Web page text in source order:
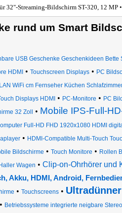
32"-Streaming-Bildschirm ST-320, 12 MP •
rund um Smart
USB Geschenke Geschenkideen Bette
HDMI • Touchscreen Displays • PC
WiFi cm Fernseher Küchen
Displays HDMI • PC-Monitore • PC
32 Zoll • Mobile IPS-Full-
Full-HD FHD 1920x1080 HDMI
• HDMI-Compatible Multi-Touch
Bildschirme • Touch Monitore • Rollen
Wagen • Clip-on-Ohrhörer und
Akku, HDMI, Android,
• Touchscreens•
• Betriebssysteme integrierte neigbare